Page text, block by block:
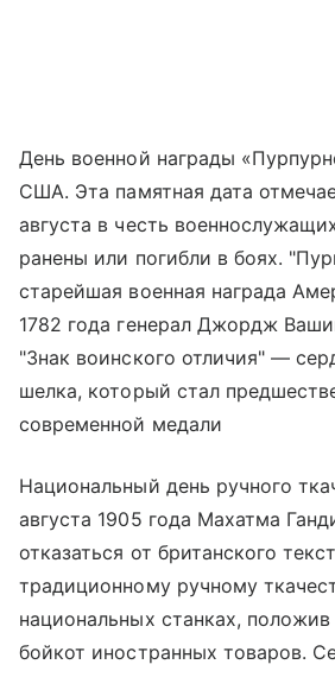
День военной награды
США. Эта памятная дата
августа в честь
ранены или погибли в боях.
старейшая военная награда
1782 года генерал Джордж
"Знак воинского отличия" —
шелка, который стал
современной медали
Национальный день ручного
августа 1905 года Махатма
отказаться от британского
традиционному ручному
национальных станках,
бойкот иностранных товаров.